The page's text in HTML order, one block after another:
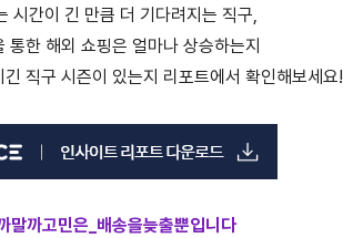
시간이 긴 만큼 더 기다려지는 직구,
통한 해외 쇼핑은 얼마나 상승하는지
직구 시즌이 있는지 리포트에서 확인해보세요!
말까고민은_배송을늦출뿐입니다